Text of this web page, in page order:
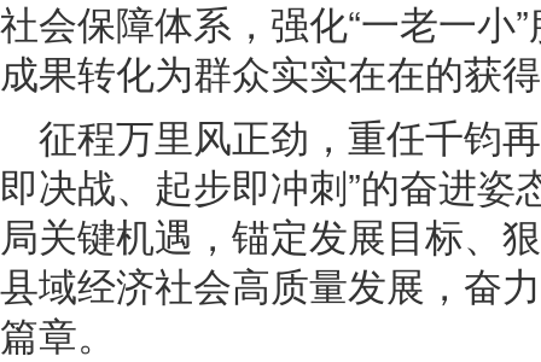
社会保障体系，强化“一老一小
成果转化为群众实实在在的获
征程万里风正劲，重任千钧
即决战、起步即冲刺”的奋进姿
局关键机遇，锚定发展目标、
县域经济社会高质量发展，奋
篇章。